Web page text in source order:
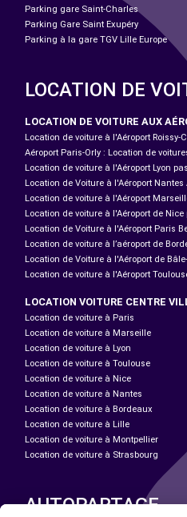
Parking gare Saint-Charles
Parking Gare Saint Exupéry
Parking à la gare TGV Lille Europe
LOCATION DE
LOCATION DE VOITURE AUX
Location de voiture à l'Aéroport Roissy-
Aéroport Paris-Orly : Location de
Location de voiture à l'Aéroport Lyon
Location de Voiture à l'Aéroport
Location de voiture à l'Aéroport
Location de voiture à l'Aéroport de Nice
Location de Voiture à l'Aéroport Paris
Location de voiture à l’aéroport de
Location de Voiture à l'Aéroport de
Location de voiture à l'Aéroport
LOCATION VOITURE CENTRE
Location de voiture à Paris
Location de voiture à Marseille
Location de voiture à Lyon
Location de voiture à Toulouse
Location de voiture à Nice
Location de voiture à Nantes
Location de voiture à Bordeaux
Location de voiture à Lille
Location de voiture à Montpellier
Location de voiture à Strasbourg
AUTOPARTAGE